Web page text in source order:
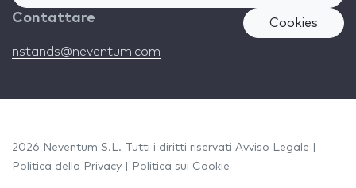
Contattare
nstands@neventum.com
Cookies
2026 Neventum S.L. Tutti i diritti riservati Avviso Legale
Politica della Privacy
Politica sui Cookie